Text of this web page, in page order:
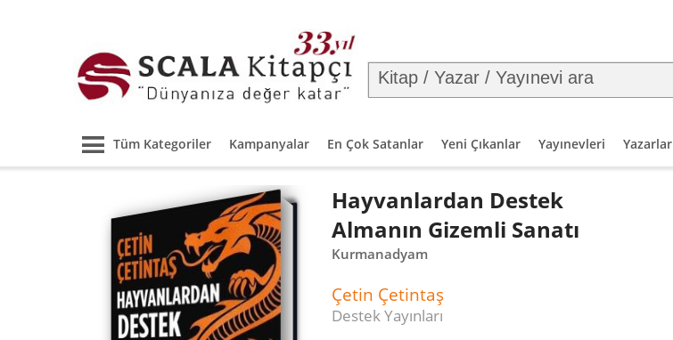
Tüm Kategoriler Kampanyalar En Çok Satanlar Yeni Çıkanlar Yayınevleri Yazarlar
Hayvanlardan Destek
Almanın Gizemli Sanatı
Kurmanadyam
Çetin Çetintaş
Destek Yayınları